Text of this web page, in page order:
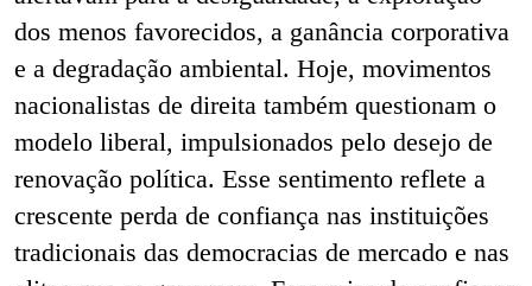
dos menos favorecidos, a ganância corporativa
e a degradação ambiental. Hoje, movimentos
nacionalistas de direita também questionam o
modelo liberal, impulsionados pelo desejo de
renovação política. Esse sentimento reflete a
crescente perda de confiança nas instituições
tradicionais das democracias de mercado e nas